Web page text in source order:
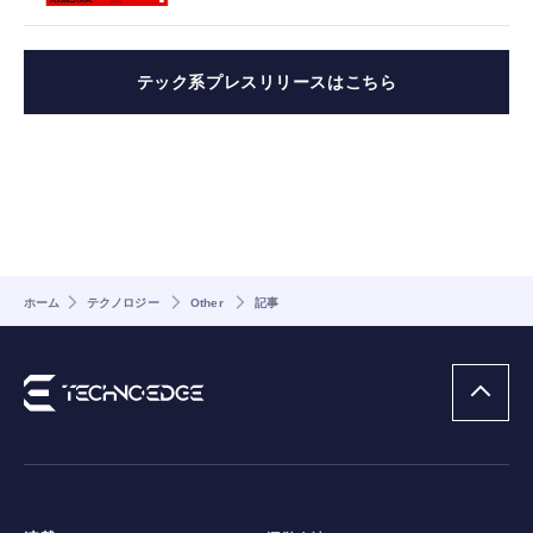
テック系プレスリリースはこちら
ホーム テクノロジー Other 記事